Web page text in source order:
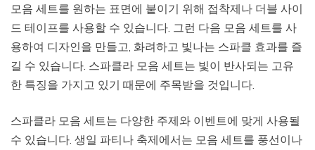
모음 세트를 원하는 표면에 붙이기 위해 접착제나 더블 사이
드 테이프를 사용할 수 있습니다. 그런 다음 모음 세트를 사
용하여 디자인을 만들고, 화려하고 빛나는 스파클 효과를 즐
길 수 있습니다. 스파클라 모음 세트는 빛이 반사되는 고유
한 특징을 가지고 있기 때문에 주목받을 것입니다.
스파클라 모음 세트는 다양한 주제와 이벤트에 맞게 사용될
수 있습니다. 생일 파티나 축제에서는 모음 세트를 풍선이나